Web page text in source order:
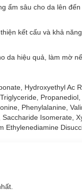
lông, làm mềm và
sâu cho da lên đến
tự nhiên.
sâu vào da.
ẩm sâu cho da lên
kết cấu và khả
da hiệu quả, làm mờ
Hydroxyethyl Ac
Phenylalanine,
Isomerate,